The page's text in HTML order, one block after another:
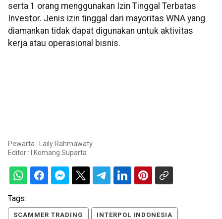
serta 1 orang menggunakan Izin Tinggal Terbatas
Investor. Jenis izin tinggal dari mayoritas WNA yang
diamankan tidak dapat digunakan untuk aktivitas
kerja atau operasional bisnis.
Pewarta : Laily Rahmawaty
Editor : I Komang Suparta
Tags:
SCAMMER TRADING INTERPOL INDONESIA